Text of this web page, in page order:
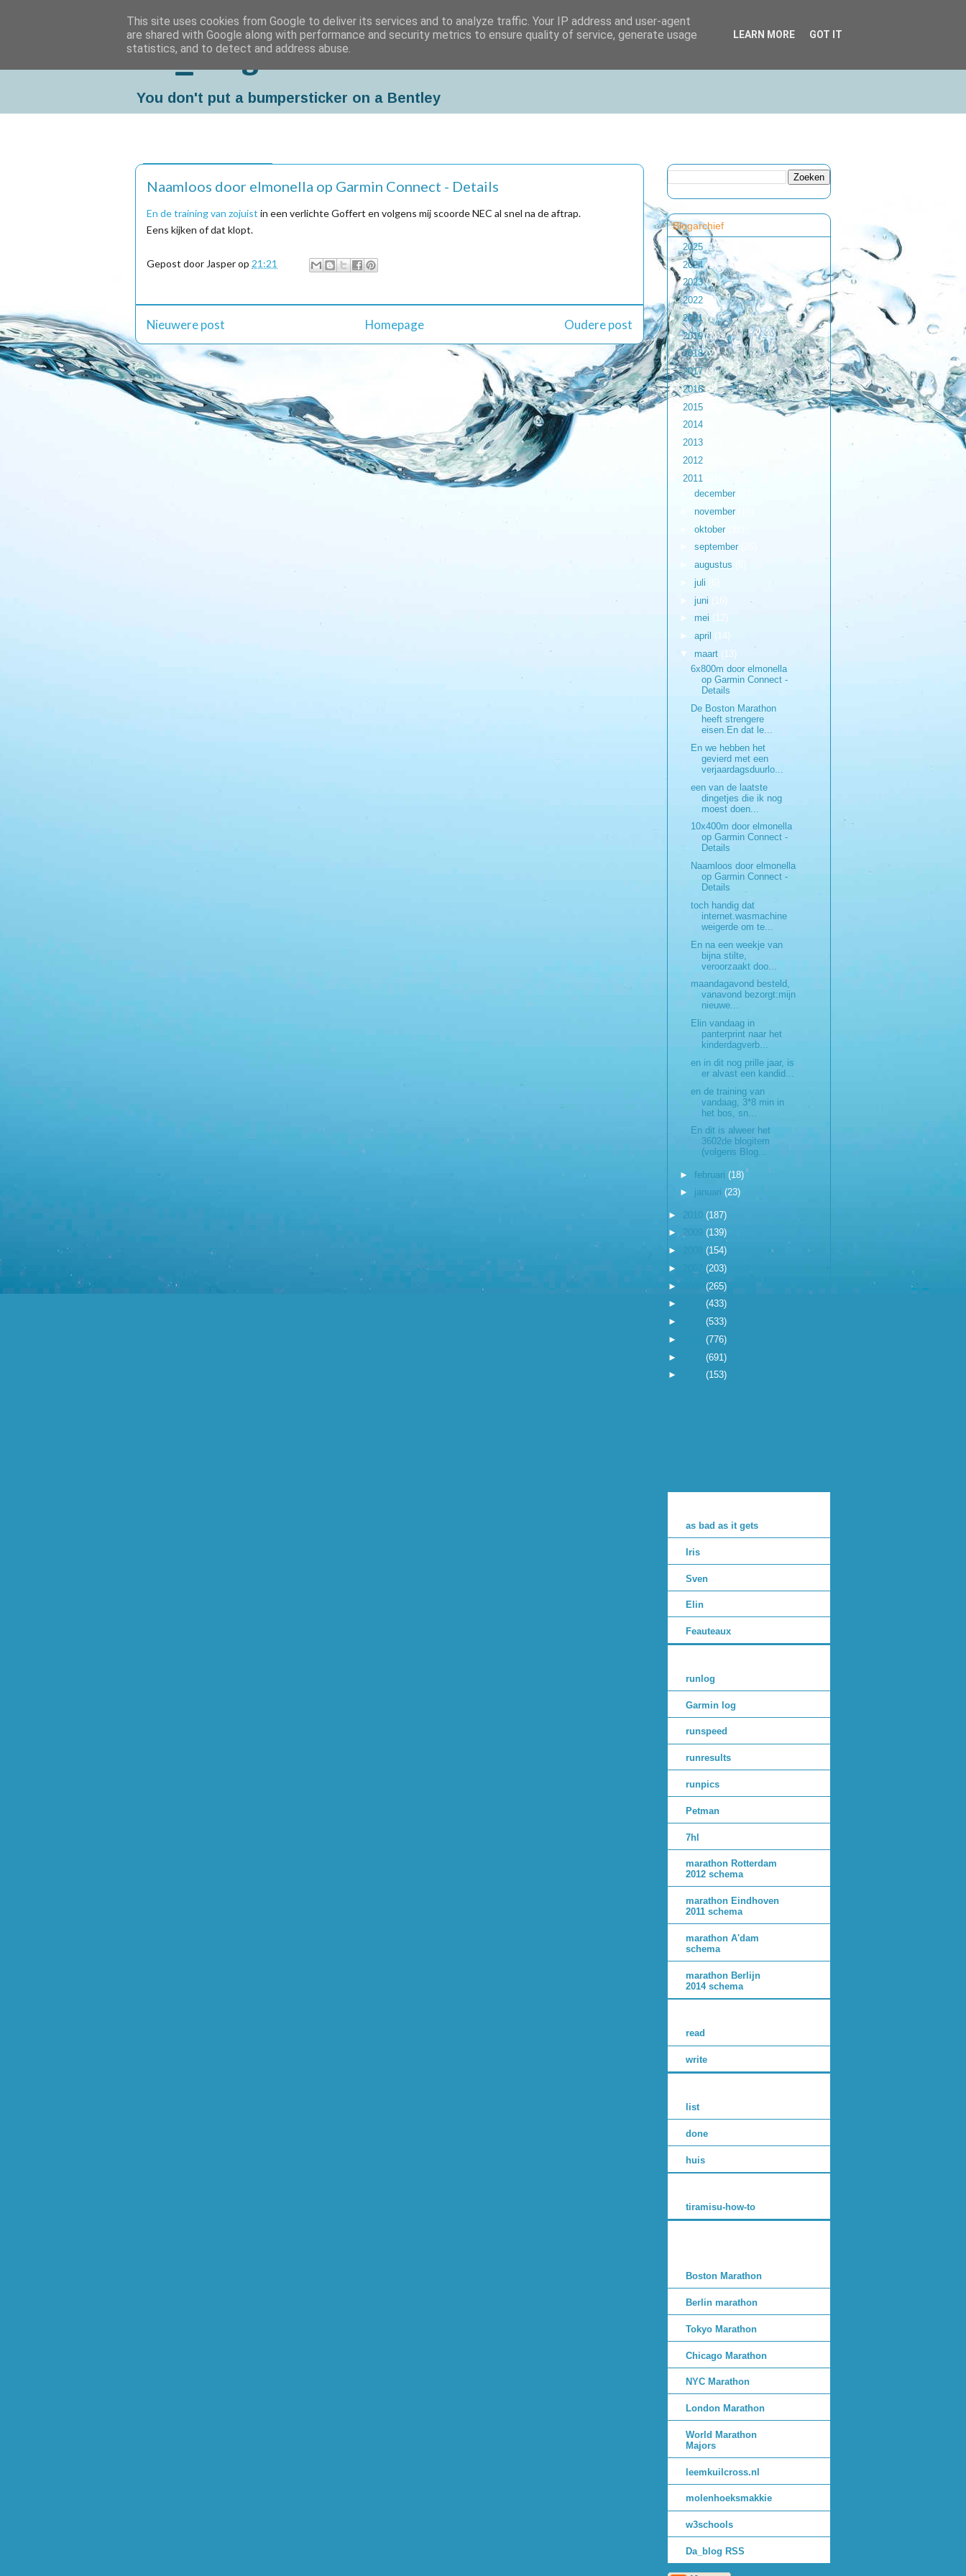
Da_Blog
You don't put a bumpersticker on a Bentley
Naamloos door elmonella op Garmin Connect - Details
En de training van zojuist in een verlichte Goffert en volgens mij scoorde NEC al snel na de aftrap.
Eens kijken of dat klopt.
Gepost door Jasperop 21:21
Nieuwere post Oudere post
Homepage
Blogarchief
2025 (1)
► 2024(1)
►2023(2)
►2022
(1)
►2021(1)
►2019(1)
►2018(2)
►2017(3)
►2016(9)
2015
2014
2013
2012
2011
december
november
oktober
september
augustus
juli
juni
► mei (12)
► april (14)
▼ maart (13)
6x800m door elmonella
op Garmin Connect -
Details
De Boston Marathon
heeft strengere
eisen.En dat le...
En we hebben het
gevierd met een
verjaardagsduurlo...
een van de laatste
dingetjes die ik nog
moest doen...
10x400m door elmonella
op Garmin Connect -
Details
Naamloos door elmonella
op Garmin Connect -
Details
toch handig dat
internet.wasmachine
weigerde om te...
En na een weekje van
bijna stilte,
veroorzaakt doo...
maandagavond besteld,
vanavond bezorgt:mijn
nieuwe...
Elin vandaag in
panterprint naar het
kinderdagverb...
en in dit nog prille jaar, is
er alvast een kandid...
en de training van
vandaag, 3*8 min in
het bos, sn...
En dit is alweer het
3602de blogitem
(volgens Blog...
► februari (18)
► januari (23)
► 2010 (187)
►2009 (139)
►
(154)
►
(203)
►
(265)
►
(433)
►
(533)
►
(776)
►
(691)
►
(153)
as bad as it gets
Iris
Sven
Elin
Feauteaux
runlog
Garmin log
runspeed
runresults
runpics
Petman
7hl
marathon Rotterdam
2012 schema
marathon Eindhoven
2011 schema
marathon A'dam
schema
marathon Berlijn
2014 schema
read
write
list
done
huis
tiramisu-how-to
Boston Marathon
Berlin marathon
Tokyo Marathon
Chicago Marathon
NYC Marathon
London Marathon
World Marathon
Majors
leemkuilcross.nl
molenhoeksmakkie
w3schools
Da_blog RSS
This site uses cookies from Google to deliver its services and to analyze traffic. Your IP address and user-agent
are shared with Google along with performance and security metrics to ensure quality of service, generate usage
statistics, and to detect and address abuse.
LEARN MORE GOT IT